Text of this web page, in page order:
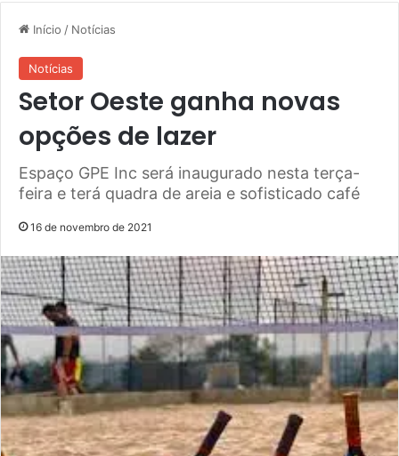
Início / Notícias
Notícias
Setor Oeste ganha novas
opções de lazer
Espaço GPE Inc será inaugurado nesta terça-
feira e terá quadra de areia e sofisticado café
16 de novembro de 2021